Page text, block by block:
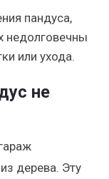
пандуса,
недолговечны
или ухода.
не
дерева. Эту